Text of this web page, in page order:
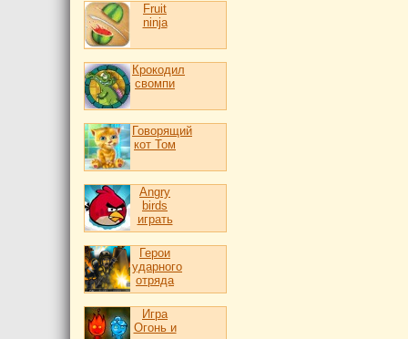
Fruit
ninja
Крокодил
свомпи
Говорящий
кот Том
Angry
birds
играть
Герои
ударного
отряда
Игра
Огонь и